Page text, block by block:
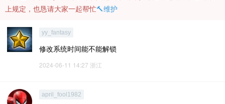
上规定，也恳请大家一起帮忙🔨维护
yy_fantasy
修改系统时间能不能解锁
2024-06-11 14:27 浙江
april_fool1982